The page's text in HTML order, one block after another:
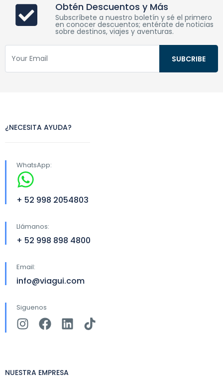
Obtén Descuentos y Más
Subscríbete a nuestro boletín y sé el primero
en conocer descuentos; entérate de noticias
sobre destinos, viajes y aventuras.
¿NECESITA AYUDA?
WhatsApp:
+ 52 998 2054803
Llámanos:
+ 52 998 898 4800
Email:
info@viagui.com
Siguenos
NUESTRA EMPRESA